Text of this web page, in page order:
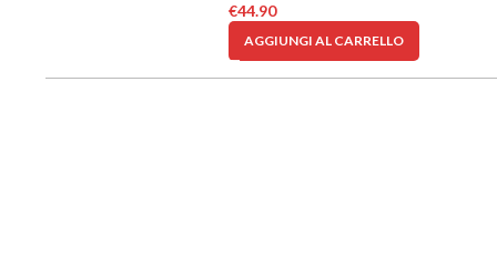
€44.90
AGGIUNGI AL CARRELLO